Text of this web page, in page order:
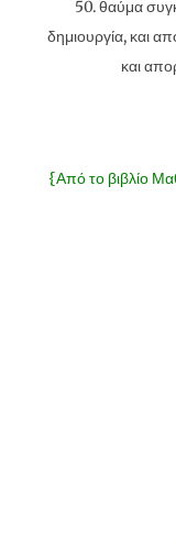
50. θαύμα
δημιουργία, και
και
{Από το βιβλίο